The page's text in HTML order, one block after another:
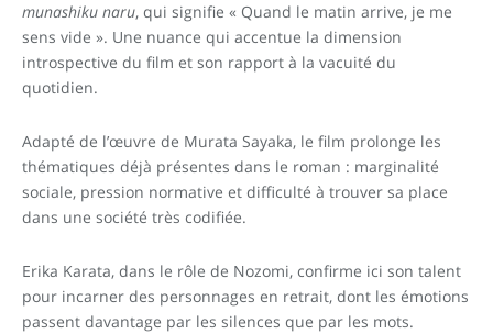
munashiku naru, qui signifie « Quand le matin arrive, je me
sens vide ». Une nuance qui accentue la dimension
introspective du film et son rapport à la vacuité du
quotidien.
Adapté de l’œuvre de Murata Sayaka, le film prolonge les
thématiques déjà présentes dans le roman : marginalité
sociale, pression normative et difficulté à trouver sa place
dans une société très codifiée.
Erika Karata, dans le rôle de Nozomi, confirme ici son talent
pour incarner des personnages en retrait, dont les émotions
passent davantage par les silences que par les mots.